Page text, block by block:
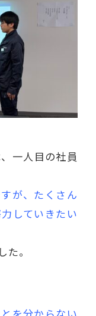
一人目の社員
が、たくさん
していきたい
。